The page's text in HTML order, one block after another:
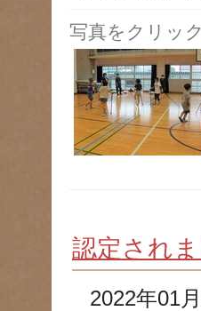
写真をクリッ
認定され
2022年01